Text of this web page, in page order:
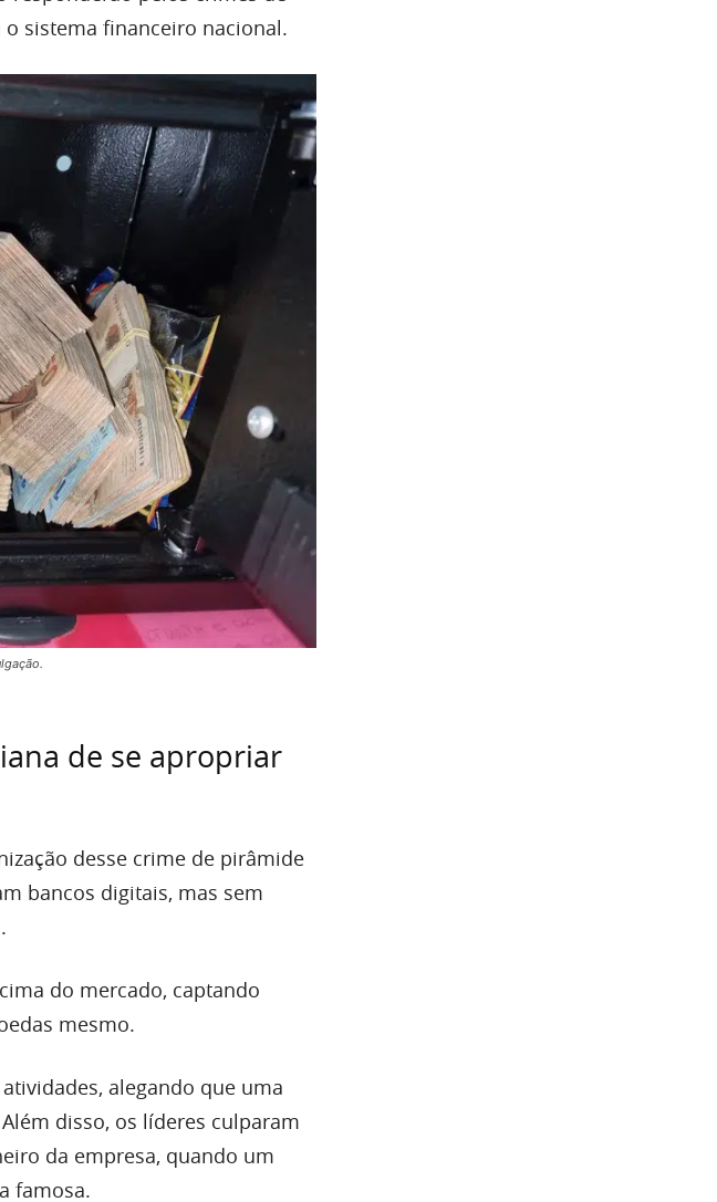
sistema financeiro nacional.
de se apropriar
desse crime de pirâmide
bancos digitais, mas sem
do mercado, captando
mesmo.
alegando que uma
disso, os líderes culparam
da empresa, quando um
famosa.